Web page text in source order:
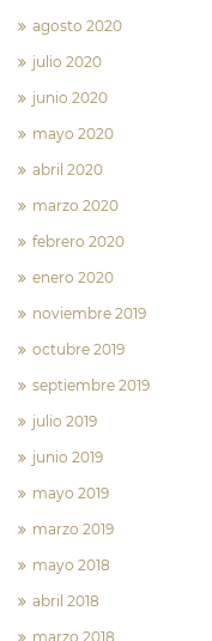
agosto 2020
julio 2020
junio 2020
mayo 2020
abril 2020
marzo 2020
febrero 2020
enero 2020
noviembre 2019
octubre 2019
septiembre 2019
julio 2019
junio 2019
mayo 2019
marzo 2019
mayo 2018
abril 2018
marzo 2018